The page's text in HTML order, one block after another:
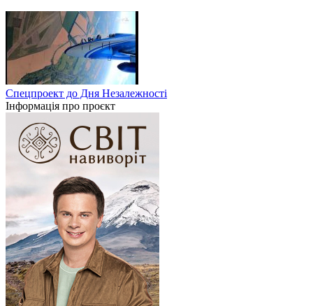
Спецпроект до Дня Незалежності
Інформація про проєкт